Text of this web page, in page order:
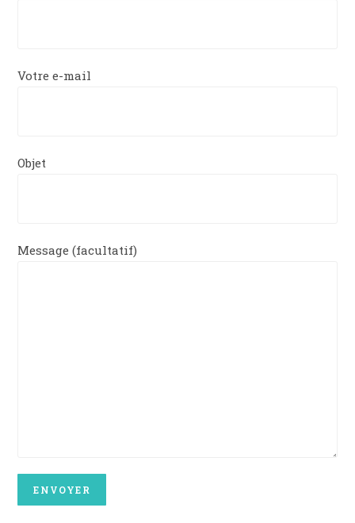
Votre e-mail
Objet
Message (facultatif)